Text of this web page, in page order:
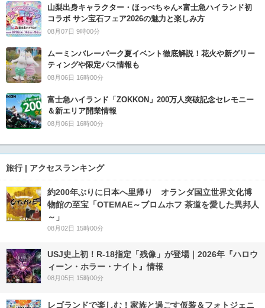
山梨出身キャラクター・ほっぺちゃん×富士急ハイランド初
コラボ サン宝石フェア2026の魅力と楽しみ方
08月07日 9時00分
ムーミンバレーパーク夏イベント徹底解説！花火や新グリー
ティングや限定パス情報も
08月06日 16時00分
富士急ハイランド「ZOKKON」200万人突破記念セレモニー
＆新エリア開業情報
08月06日 16時00分
旅行 | アクセスランキング
約200年ぶりに日本へ里帰り オランダ国立世界文化博
物館の至宝「OTEMAE～ブロムホフ 茶道を愛した異邦人
～」
08月02日 15時00分
USJ史上初！R-18指定「残像」が登場｜2026年『ハロウ
ィーン・ホラー・ナイト』情報
08月05日 15時00分
レゴランドで楽しむ！家族と過ごす仮装＆フォトジェニ